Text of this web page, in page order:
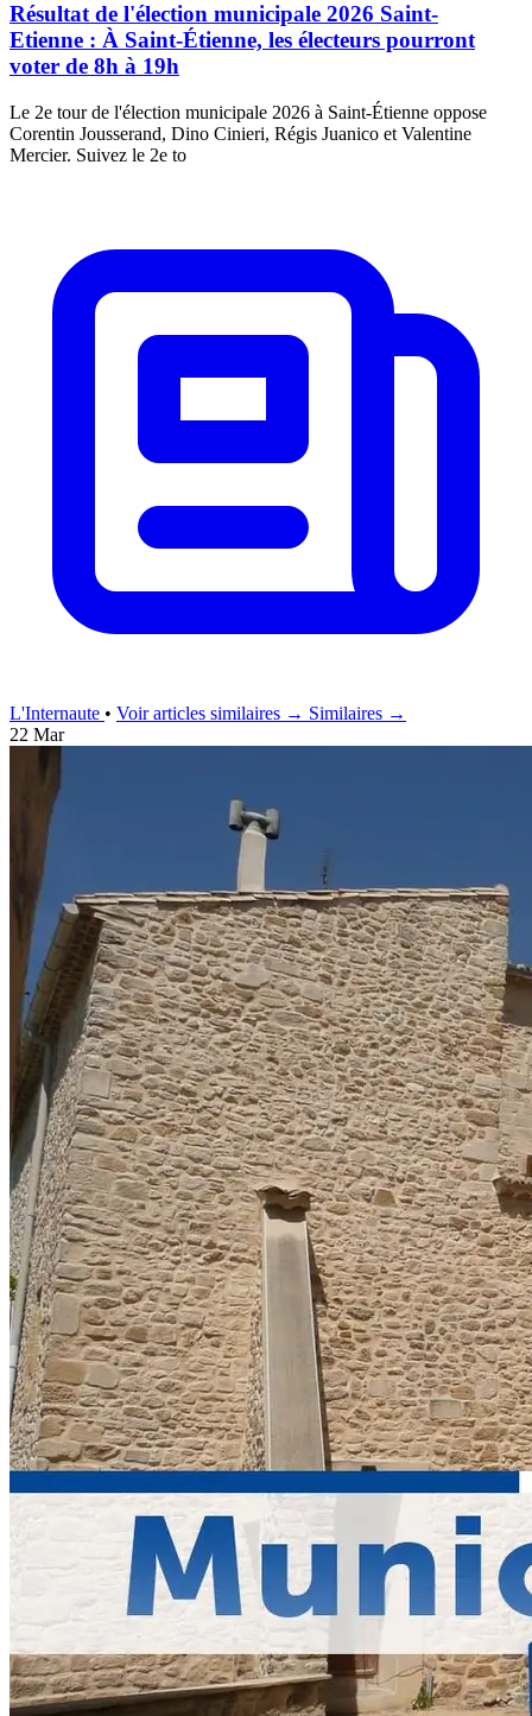
Résultat de l'élection municipale 2026 Saint-
Etienne : À Saint-Étienne, les électeurs pourront
voter de 8h à 19h
Le 2e tour de l'élection municipale 2026 à Saint-Étienne oppose
Corentin Jousserand, Dino Cinieri, Régis Juanico et Valentine
Mercier. Suivez le 2e to
L'Internaute • Voir articles similaires → Similaires →
22 Mar